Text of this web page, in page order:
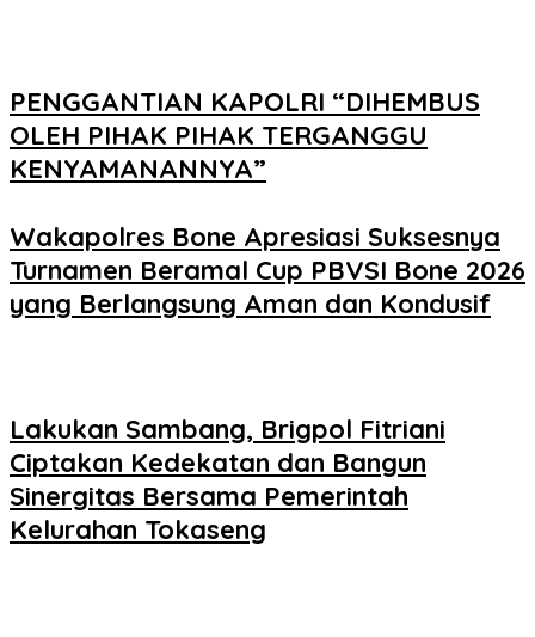
PENGGANTIAN KAPOLRI “DIHEMBUS
OLEH PIHAK PIHAK TERGANGGU
KENYAMANANNYA”
Wakapolres Bone Apresiasi Suksesnya
Turnamen Beramal Cup PBVSI Bone 2026
yang Berlangsung Aman dan Kondusif
Lakukan Sambang, Brigpol Fitriani
Ciptakan Kedekatan dan Bangun
Sinergitas Bersama Pemerintah
Kelurahan Tokaseng